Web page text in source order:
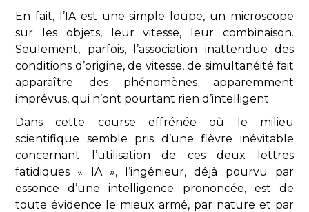
En fait, l’IA est une simple loupe, un microscope
sur les objets, leur vitesse, leur combinaison.
Seulement, parfois, l’association inattendue des
conditions d’origine, de vitesse, de simultanéité fait
apparaître des phénomènes apparemment
imprévus, qui n’ont pourtant rien d’intelligent.
Dans cette course effrénée où le milieu
scientifique semble pris d’une fièvre inévitable
concernant l’utilisation de ces deux lettres
fatidiques « IA », l’ingénieur, déjà pourvu par
essence d’une intelligence prononcée, est de
toute évidence le mieux armé, par nature et par